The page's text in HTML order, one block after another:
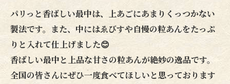
パリっと香ばしい最中は、上あごにあまりくっつかない
製法です。また、中にはゑびすや自慢の粒あんをたっぷ
りと入れて仕上げました😊
香ばしい最中と上品な甘さの粒あんが絶妙の逸品です。
全国の皆さんにぜひ一度食べてほしいと思っております